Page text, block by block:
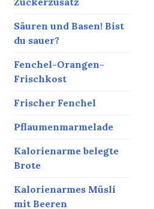
Säuren und Basen! Bist
du sauer?
Fenchel-Orangen-
Frischkost
Frischer Fenchel
Pflaumenmarmelade
Kalorienarme belegte
Brote
Kalorienarmes Müsli
mit Beeren